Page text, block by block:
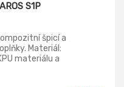
S1P
špicí a
Materiál:
materiálu a